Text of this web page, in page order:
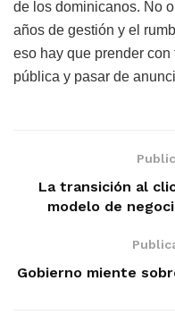
de los dominicanos. No
años de gestión y el
eso hay que prender
pública y pasar de
La transición al
modelo de
Gobierno miente